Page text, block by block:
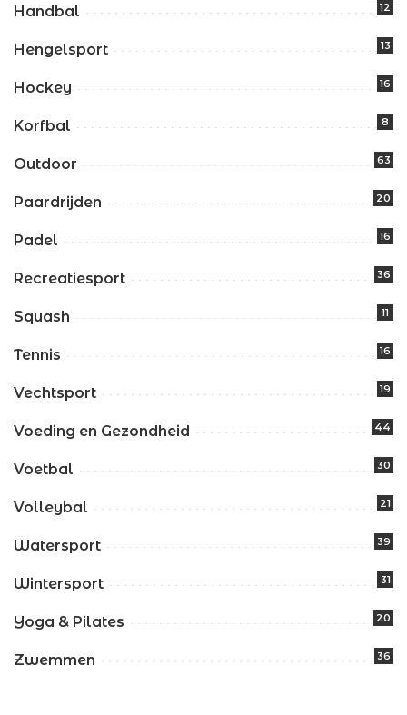
Handbal 12
Hengelsport 13
Hockey 16
Korfbal 8
Outdoor 63
Paardrijden 20
Padel 16
Recreatiesport 36
Squash 11
Tennis 16
Vechtsport 19
Voeding en Gezondheid 44
Voetbal 30
Volleybal 21
Watersport 39
Wintersport 31
Yoga & Pilates 20
Zwemmen 36